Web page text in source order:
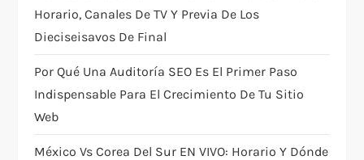
t
i
o
n
Horario, Canales De TV Y Previa De Los
Dieciseisavos De Final
Por Qué Una Auditoría SEO Es El Primer Paso
Indispensable Para El Crecimiento De Tu Sitio
Web
México Vs Corea Del Sur EN VIVO: Horario Y Dónde